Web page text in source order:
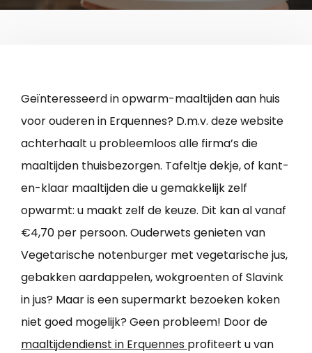
Geïnteresseerd in opwarm-maaltijden aan huis
voor ouderen in Erquennes? D.m.v. deze website
achterhaalt u probleemloos alle firma’s die
maaltijden thuisbezorgen. Tafeltje dekje, of kant-
en-klaar maaltijden die u gemakkelijk zelf
opwarmt: u maakt zelf de keuze. Dit kan al vanaf
€4,70 per persoon. Ouderwets genieten van
Vegetarische notenburger met vegetarische jus,
gebakken aardappelen, wokgroenten of Slavink
in jus? Maar is een supermarkt bezoeken koken
niet goed mogelijk? Geen probleem! Door de
maaltijdendienst in Erquennes profiteert u van